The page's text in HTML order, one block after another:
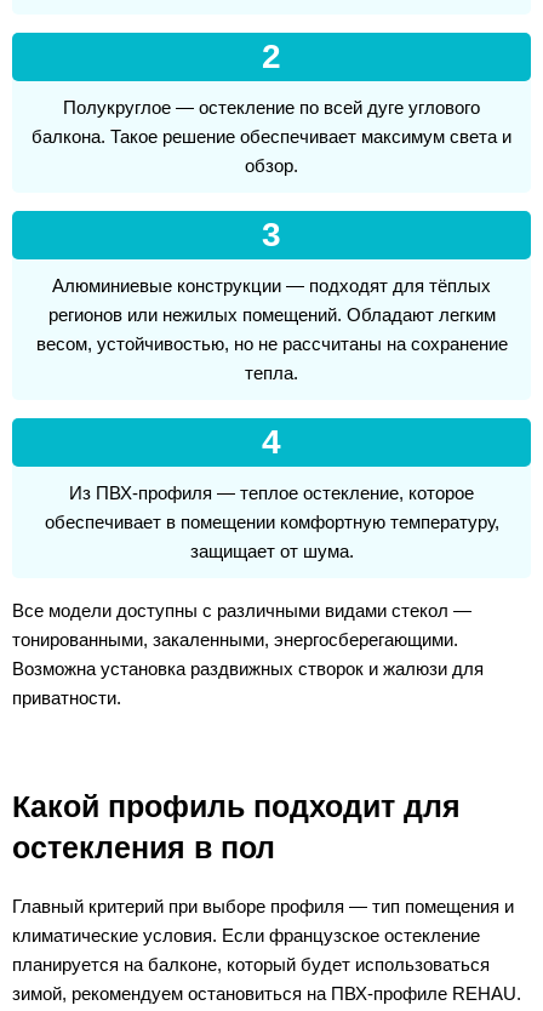
2
Полукруглое — остекление по всей дуге углового
балкона. Такое решение обеспечивает максимум света и
обзор.
3
Алюминиевые конструкции — подходят для тёплых
регионов или нежилых помещений. Обладают легким
весом, устойчивостью, но не рассчитаны на сохранение
тепла.
4
Из ПВХ-профиля — теплое остекление, которое
обеспечивает в помещении комфортную температуру,
защищает от шума.
Все модели доступны с различными видами стекол —
тонированными, закаленными, энергосберегающими.
Возможна установка раздвижных створок и жалюзи для
приватности.
Какой профиль подходит для
остекления в пол
Главный критерий при выборе профиля — тип помещения и
климатические условия. Если французское остекление
планируется на балконе, который будет использоваться
зимой, рекомендуем остановиться на ПВХ-профиле REHAU.